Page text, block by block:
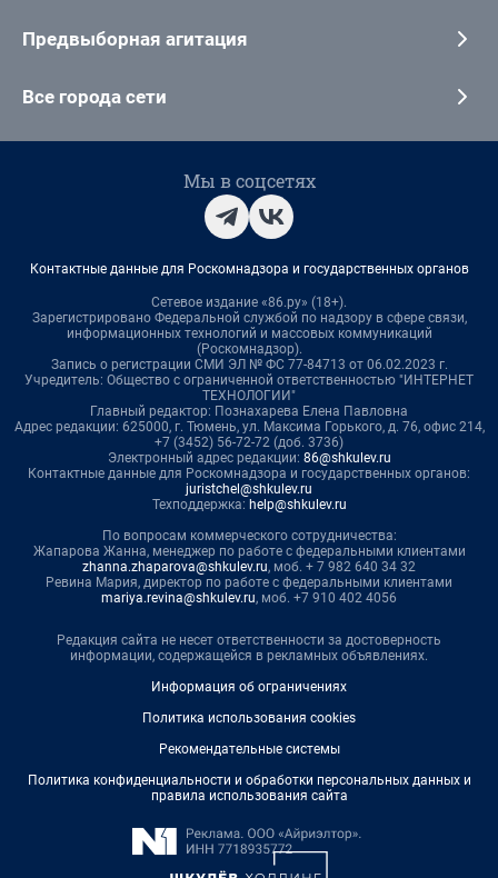
Предвыборная агитация
Все города сети
Мы в соцсетях
Контактные данные для Роскомнадзора и государственных органов
Сетевое издание «86.ру» (18+).
Зарегистрировано Федеральной службой по надзору в сфере связи,
информационных технологий и массовых коммуникаций
(Роскомнадзор).
Запись о регистрации СМИ ЭЛ № ФС 77-84713 от 06.02.2023 г.
Учредитель: Общество с ограниченной ответственностью "ИНТЕРНЕТ
ТЕХНОЛОГИИ"
Главный редактор: Познахарева Елена Павловна
Адрес редакции: 625000, г. Тюмень, ул. Максима Горького, д. 76, офис 214,
+7 (3452) 56-72-72 (доб. 3736)
Электронный адрес редакции: 86@shkulev.ru
Контактные данные для Роскомнадзора и государственных органов:
juristchel@shkulev.ru
Техподдержка: help@shkulev.ru
По вопросам коммерческого сотрудничества:
Жапарова Жанна, менеджер по работе с федеральными клиентами
zhanna.zhaparova@shkulev.ru, моб. + 7 982 640 34 32
Ревина Мария, директор по работе с федеральными клиентами
mariya.revina@shkulev.ru, моб. +7 910 402 4056
Редакция сайта не несет ответственности за достоверность
информации, содержащейся в рекламных объявлениях.
Информация об ограничениях
Политика использования cookies
Рекомендательные системы
Политика конфиденциальности и обработки персональных данных и
правила использования сайта